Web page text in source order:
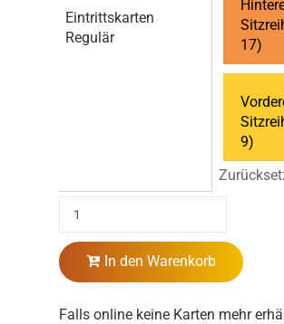
Eintrittskarten
Regulär
17)
9)
In den Warenkorb
Falls online keine Karten mehr